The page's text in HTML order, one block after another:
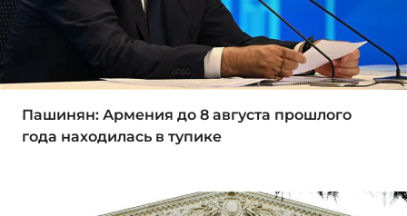
Пашинян: Армения до 8 августа прошлого
года находилась в тупике